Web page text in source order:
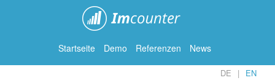
Startseite Demo Referenzen News
DE EN